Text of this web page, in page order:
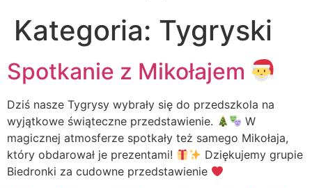
Kategoria: Tygryski
Spotkanie z Mikołajem
Dziś nasze Tygrysy wybrały się do przedszkola na
wyjątkowe świąteczne przedstawienie.
W
magicznej atmosferze spotkały też samego Mikołaja,
który obdarował je prezentami!
Dziękujemy grupie
Biedronki za cudowne przedstawienie